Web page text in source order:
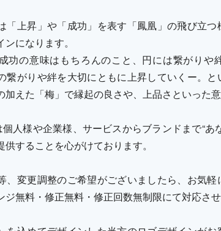
「上昇」や「成功」を表す「鳳凰」の飛び立
になります。
功の意味はもちろんのこと、円には繋がりや
繋がりや絆を大切にともに上昇していくー。
加えた「梅」で縁起の良さや、上品さといった
人様や企業様、サービスからブランドまで“あ
することを心がけております。
、変更調整のご希望がございましたら、お気
ジ無料・修正無料・修正回数無制限にて対応させ